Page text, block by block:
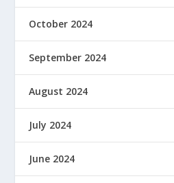
October 2024
September 2024
August 2024
July 2024
June 2024